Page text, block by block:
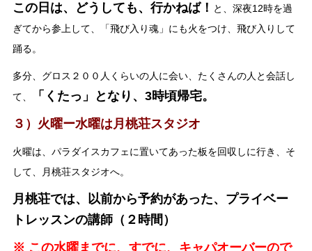
この日は、どうしても、行かねば！ と、深夜12時を過
ぎてから参上して、「飛び入り魂」にも火をつけ、飛び入りして
踊る。
多分、グロス２００人くらいの人に会い、たくさんの人と会話し
て、
「くたっ」となり、3時頃帰宅。
３）火曜ー水曜は月桃荘スタジオ
火曜は、パラダイスカフェに置いてあった板を回収しに行き、そ
して、月桃荘スタジオへ。
月桃荘では、以前から予約があった、プライベー
トレッスンの講師（２時間）
※ この水曜までに、すでに、キャパオーバーので